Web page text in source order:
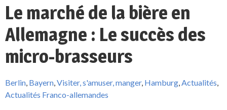
Le marché de la bière en
Allemagne : Le succès des
micro-brasseurs
Berlin, Bayern,Visiter, s'amuser, manger, Hamburg,Actualités,
Actualités Franco-allemandes